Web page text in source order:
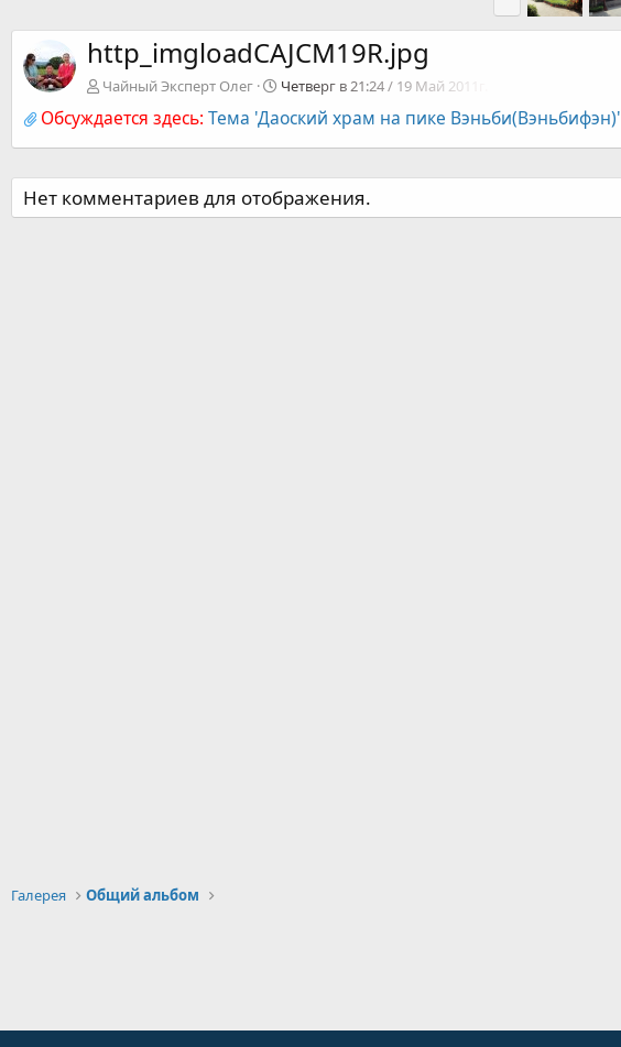
http_imgloadCAJCM19R.jpg
Чайный Эксперт Олег Четверг в 21:24 / 19 Май 2011г.
Обсуждается здесь: Тема 'Даоский храм на пике Вэньби(Вэньбифэн)'
Нет комментариев для отображения.
Галерея Общий альбом